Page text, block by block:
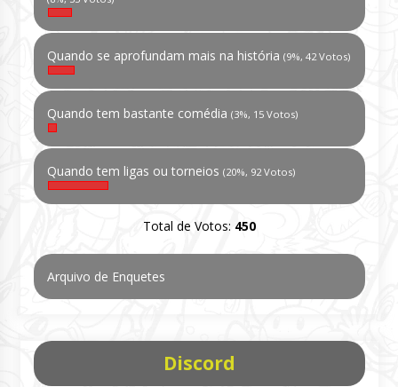
Quando se aprofundam mais na história (9%, 42 Votos)
Quando tem bastante comédia (3%, 15 Votos)
Quando tem ligas ou torneios (20%, 92 Votos)
Total de Votos: 450
Arquivo de Enquetes
Discord